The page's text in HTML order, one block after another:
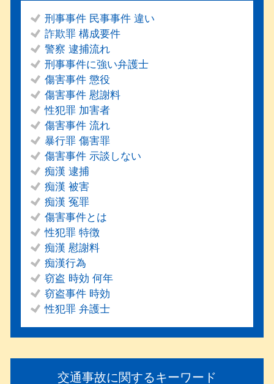
刑事事件 民事事件 違い
詐欺罪 構成要件
警察 逮捕流れ
刑事事件に強い弁護士
傷害事件 懲役
傷害事件 慰謝料
性犯罪 加害者
傷害事件 流れ
暴行罪 傷害罪
傷害事件 示談しない
痴漢 逮捕
痴漢 被害
痴漢 冤罪
傷害事件とは
性犯罪 特徴
痴漢 慰謝料
痴漢行為
窃盗 時効 何年
窃盗事件 時効
性犯罪 弁護士
交通事故に関するキーワード